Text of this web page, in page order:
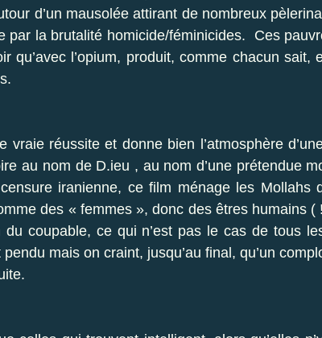
d’un mausolée attirant de nombreux
par la brutalité homicide/féminicides. Ces
qu’avec l’opium, produit, comme chacun
vraie réussite et donne bien l’atmosphère
au nom de D.ieu , au nom d’une prétendue
iranienne, ce film ménage les Mollahs
des « femmes », donc des êtres humains
du coupable, ce qui n’est pas le cas de tous
mais on craint, jusqu’au final, qu’un